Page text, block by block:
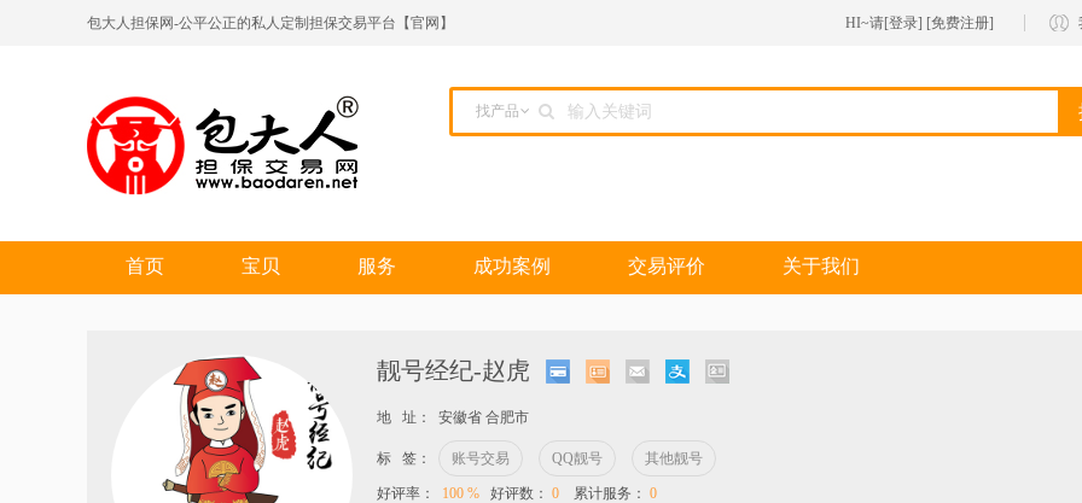
包大人担保网-公平公正的私人定制担保交易平台【官网】 HI~请[登录] [免费注册]
找产品
首页 宝贝 服务 成功案例 交易评价 关于我们
靓号经纪-赵虎
地 址： 安徽省 合肥市
标 签： 账号交易 QQ靓号 其他靓号
好评率： 100 % 好评数： 0 累计服务： 0